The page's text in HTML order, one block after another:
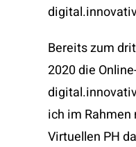
Bereits zum
2020 die
ich im
Virtuellen PH